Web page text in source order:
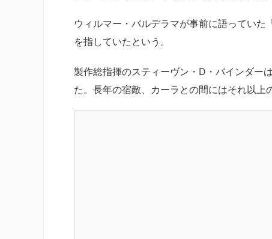
ウィルマー・バルデラマが事前に語っていた
を指していたという。
製作総指揮のスティーヴン・D・バインダー
た。長年の宿敵、カーラとの間にはそれ以上